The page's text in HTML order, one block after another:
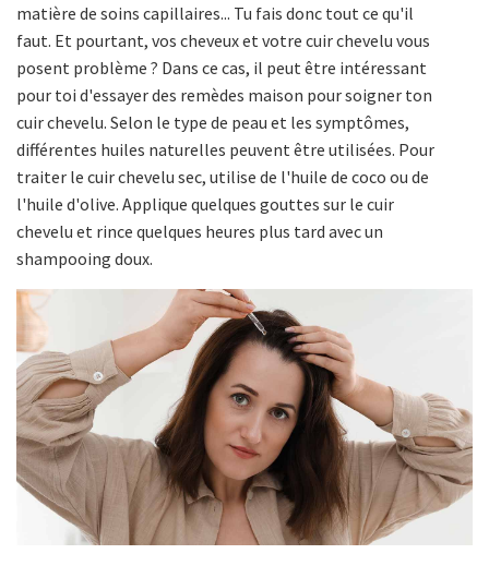
matière de soins capillaires... Tu fais donc tout ce qu'il
faut. Et pourtant, vos cheveux et votre cuir chevelu vous
posent problème ? Dans ce cas, il peut être intéressant
pour toi d'essayer des remèdes maison pour soigner ton
cuir chevelu. Selon le type de peau et les symptômes,
différentes huiles naturelles peuvent être utilisées. Pour
traiter le cuir chevelu sec, utilise de l'huile de coco ou de
l'huile d'olive. Applique quelques gouttes sur le cuir
chevelu et rince quelques heures plus tard avec un
shampooing doux.